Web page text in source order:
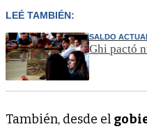
LEÉ TAMBIÉN:
SALDO
Ghi pactó
También, desde el